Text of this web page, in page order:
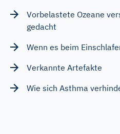
Vorbelastete Ozeane
gedacht
Wenn es beim
Verkannte Artefakte
Wie sich Asthma